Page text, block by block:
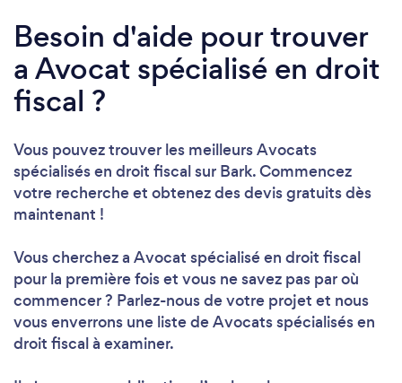
Besoin d'aide pour trouver
a Avocat spécialisé en droit
fiscal ?
Vous pouvez trouver les meilleurs Avocats
spécialisés en droit fiscal sur Bark. Commencez
votre recherche et obtenez des devis gratuits dès
maintenant !
Vous cherchez a Avocat spécialisé en droit fiscal
pour la première fois et vous ne savez pas par où
commencer ? Parlez-nous de votre projet et nous
vous enverrons une liste de Avocats spécialisés en
droit fiscal à examiner.